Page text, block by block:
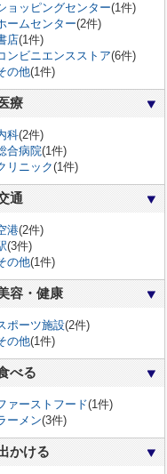
ョッピングセンター(1件)
ームセンター(2件)
店(1件)
ンビニエンスストア(6件)
の他(1件)
医療
科(2件)
合病院(1件)
リニック(1件)
通
港(2件)
(3件)
の他(1件)
容・健康
ポーツ施設(2件)
の他(1件)
べる
ァーストフード(1件)
ーメン(3件)
かける